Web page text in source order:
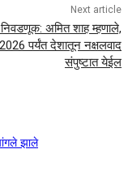
Next article
अमित शाह म्हणाले,
2026 पर्यंत देशातून नक्षलवाद
संपुष्टात येईल
झाले